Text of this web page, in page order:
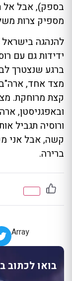
בספק), אבל אל
מספיק צרות
להנהגה
ידידות גם עם
ברגע שנצטרך
מצד אחד, ארה"ב
קצת מרוחקת.
ובאפגניסטן,
ורוסיה תגביל
קשה, אבל אני
ברירה.
Array
בואו לכתוב